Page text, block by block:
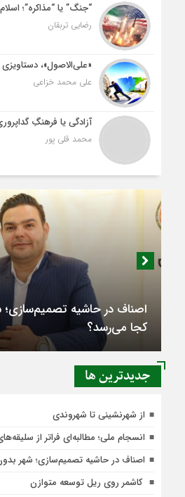
“جنگ” یا “مذاکره”؛
رضایی تربقان
«علی‌الاصول»،
علی محمد خزاعی
آزادگی یا فرهنگِ
محمد قلی پور
اصناف در حاشیه تصمیم‌سازی؛
کجا می‌رسد؟
جديدترين ها
از شهرنشینی تا شهروندی
انسجام ملی؛ مطالبه‌ای فراتر از
اصناف در حاشیه تصمیم‌سازی؛ شهر
کاشمر روی ریل توسعه متوازن